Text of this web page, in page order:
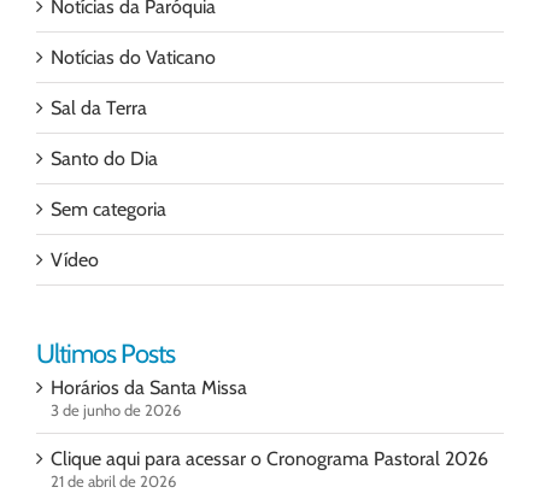
Notícias da Paróquia
Notícias do Vaticano
Sal da Terra
Santo do Dia
Sem categoria
Vídeo
Ultimos Posts
Horários da Santa Missa
3 de junho de 2026
Clique aqui para acessar o Cronograma Pastoral 2026
21 de abril de 2026